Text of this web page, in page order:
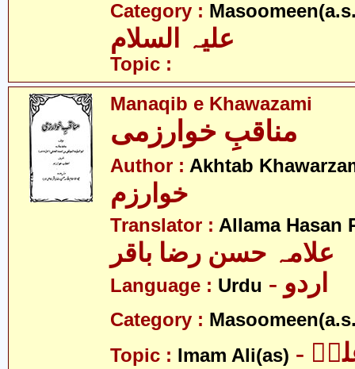
Category :
Topic :
Manaqib e Khawazami
مناقبِ خوارزمی
Author : Akhtab
خوارزم
Translator : Allama Hasan
علامہ حسن رضا باقر
Language : Urdu - اردو
Category :
Topic : Imam Ali(as)